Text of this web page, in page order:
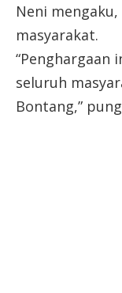
Neni
masyarakat.
“Penghargaan
seluruh
Bontang,”